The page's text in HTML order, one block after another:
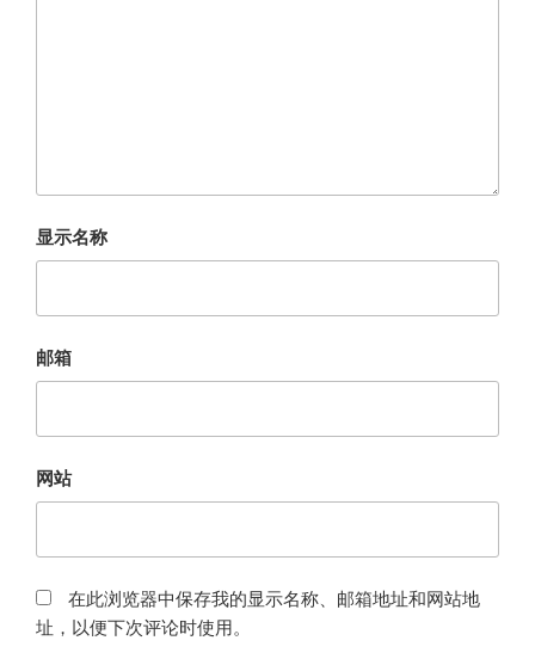
显示名称
邮箱
网站
在此浏览器中保存我的显示名称、邮箱地址和网站地
址，以便下次评论时使用。